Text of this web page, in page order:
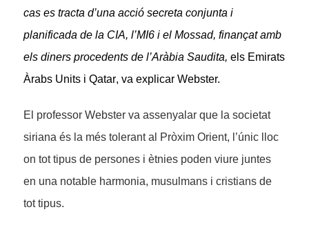
cas es tracta d’una acció secreta conjunta i
planificada de la CIA, l’MI6 i el Mossad, finançat amb
els diners procedents de l’Aràbia Saudita, els Emirats
Àrabs Units i Qatar, va explicar Webster.
El professor Webster va assenyalar que la societat
siriana és la més tolerant al Pròxim Orient, l’únic lloc
on tot tipus de persones i ètnies poden viure juntes
en una notable harmonia, musulmans i cristians de
tot tipus.